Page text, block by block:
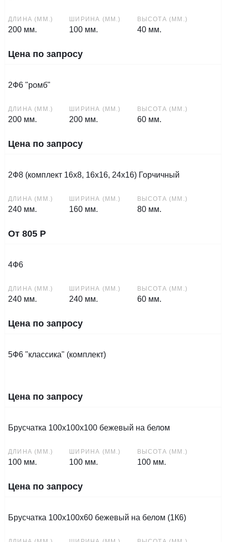
ДЛИНА (ММ.)
200 мм.
ШИРИНА (ММ.)
100 мм.
ВЫСОТА (ММ.)
40 мм.
Цена по запросу
2Ф6 "ромб"
ДЛИНА (ММ.)
200 мм.
ШИРИНА (ММ.)
200 мм.
ВЫСОТА (ММ.)
60 мм.
Цена по запросу
2Ф8 (комплект 16х8, 16х16, 24х16) Горчичный
ДЛИНА (ММ.)
240 мм.
ШИРИНА (ММ.)
160 мм.
ВЫСОТА (ММ.)
80 мм.
От 805 Р
4Ф6
ДЛИНА (ММ.)
240 мм.
ШИРИНА (ММ.)
240 мм.
ВЫСОТА (ММ.)
60 мм.
Цена по запросу
5Ф6 "классика" (комплект)
Цена по запросу
Брусчатка 100х100х100 бежевый на белом
ДЛИНА (ММ.)
100 мм.
ШИРИНА (ММ.)
100 мм.
ВЫСОТА (ММ.)
100 мм.
Цена по запросу
Брусчатка 100х100х60 бежевый на белом (1К6)